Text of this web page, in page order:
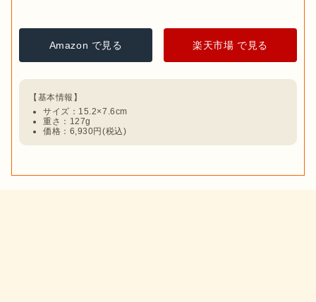
Amazon で見る 楽天市場 で見る
サイズ：15.2×7.6cm
重さ：127g
価格：6,930円(税込)